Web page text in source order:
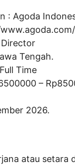
: Agoda
Tengah.
Time
– Rp
2026.
atau setara